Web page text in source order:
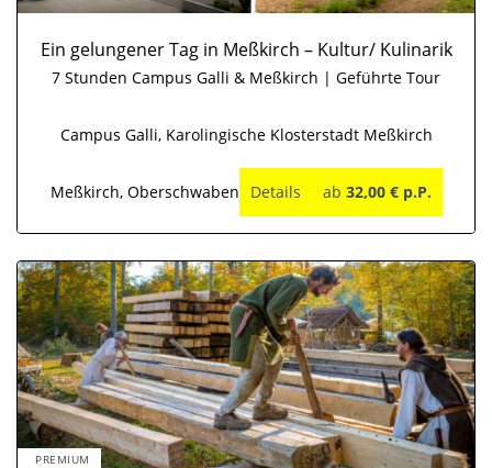
Ein gelungener Tag in Meßkirch – Kultur/ Kulinarik
7 Stunden Campus Galli & Meßkirch | Geführte Tour
Campus Galli, Karolingische Klosterstadt Meßkirch
Meßkirch, Oberschwaben Details ab 32,00 € p.P.
PREMIUM